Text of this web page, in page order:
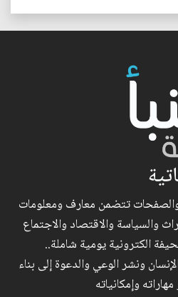
تتضمن معارف ومعلومات
والسياسة والاقتصاد والاجتماع
الكترونية يومية شاملة..
ونشر الوعي والدعوة إلى بناء
وإمكانياته